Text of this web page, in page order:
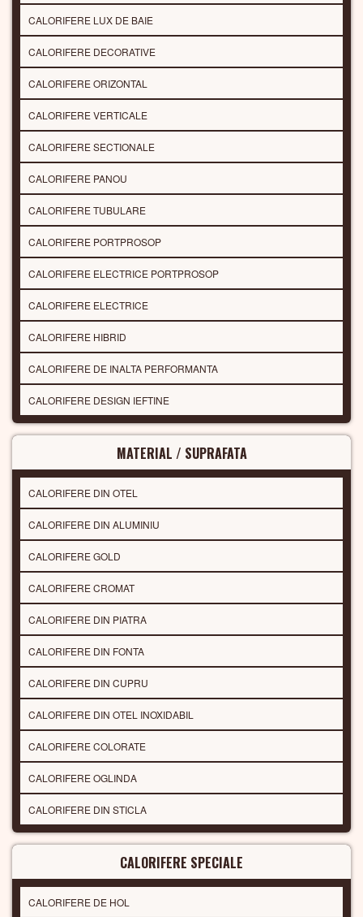
CALORIFERE LUX DE BAIE
CALORIFERE DECORATIVE
CALORIFERE ORIZONTAL
CALORIFERE VERTICALE
CALORIFERE SECTIONALE
CALORIFERE PANOU
CALORIFERE TUBULARE
CALORIFERE PORTPROSOP
CALORIFERE ELECTRICE PORTPROSOP
CALORIFERE ELECTRICE
CALORIFERE HIBRID
CALORIFERE DE INALTA PERFORMANTA
CALORIFERE DESIGN IEFTINE
MATERIAL / SUPRAFATA
CALORIFERE DIN OTEL
CALORIFERE DIN ALUMINIU
CALORIFERE GOLD
CALORIFERE CROMAT
CALORIFERE DIN PIATRA
CALORIFERE DIN FONTA
CALORIFERE DIN CUPRU
CALORIFERE DIN OTEL INOXIDABIL
CALORIFERE COLORATE
CALORIFERE OGLINDA
CALORIFERE DIN STICLA
CALORIFERE SPECIALE
CALORIFERE DE HOL